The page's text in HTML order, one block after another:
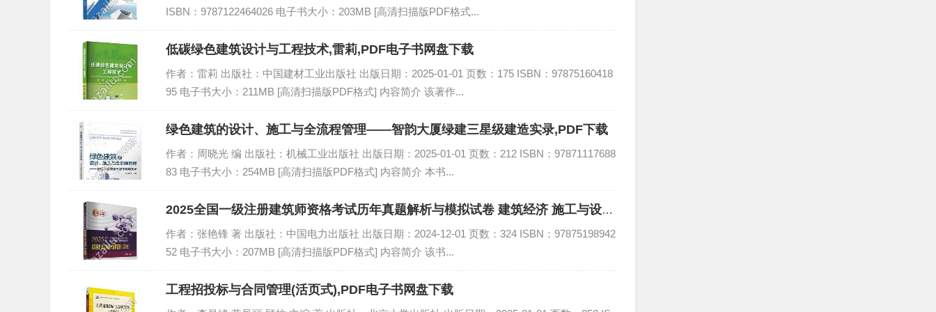
ISBN：9787122464026 电子书大小：203MB [高清扫描版PDF格式...
低碳绿色建筑设计与工程技术,雷莉,PDF电子书网盘下载
作者：雷莉 出版社：中国建材工业出版社 出版日期：2025-01-01 页数：175 ISBN：97875160418
95 电子书大小：211MB [高清扫描版PDF格式] 内容简介 该著作...
绿色建筑的设计、施工与全流程管理——智韵大厦绿建三星级建造实录,PDF下载
作者：周晓光 编 出版社：机械工业出版社 出版日期：2025-01-01 页数：212 ISBN：97871117688
83 电子书大小：254MB [高清扫描版PDF格式] 内容简介 本书...
2025全国一级注册建筑师资格考试历年真题解析与模拟试卷 建筑经济 施工与设计
业…,PDF
作者：张艳锋 著 出版社：中国电力出版社 出版日期：2024-12-01 页数：324 ISBN：97875198942
52 电子书大小：207MB [高清扫描版PDF格式] 内容简介 该书...
工程招投标与合同管理(活页式),PDF电子书网盘下载